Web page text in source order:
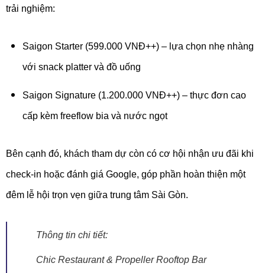
trải nghiệm:
Saigon Starter (599.000 VNĐ++) – lựa chọn nhẹ nhàng
với snack platter và đồ uống
Saigon Signature (1.200.000 VNĐ++) – thực đơn cao
cấp kèm freeflow bia và nước ngọt
Bên cạnh đó, khách tham dự còn có cơ hội nhận ưu đãi khi
check-in hoặc đánh giá Google, góp phần hoàn thiện một
đêm lễ hội trọn vẹn giữa trung tâm Sài Gòn.
Thông tin chi tiết:
Chic Restaurant & Propeller Rooftop Bar